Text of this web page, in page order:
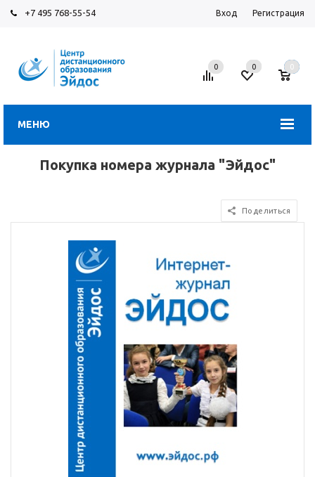
+7 495 768-55-54 Вход Регистрация
МЕНЮ
0 0 0
Покупка номера журнала "Эйдос"
Поделиться